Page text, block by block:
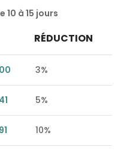
à 15 jours
RÉDUCTION
3%
5%
10%